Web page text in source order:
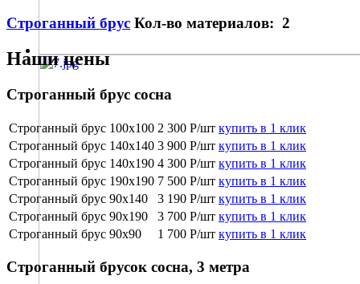
Строганный брус Кол-во материалов: 2
Наши цены
Строганный брус сосна
Строганный брус 100х100 2 300 Р/шт купить в 1 клик
Строганный брус 140х140 3 900 Р/шт купить в 1 клик
Строганный брус 140х190 4 300 Р/шт купить в 1 клик
Строганный брус 190х190 7 500 Р/шт купить в 1 клик
Строганный брус 90х140
3 190 Р/шт купить в 1 клик
Строганный брус 90х190
3 700 Р/шт купить в 1 клик
Строганный брус 90х90
1 700 Р/шт купить в 1 клик
Строганный брусок сосна, 3 метра